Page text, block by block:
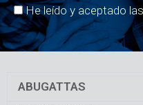
He leído y aceptado
ABUGATTAS